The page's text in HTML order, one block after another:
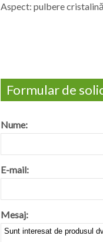
Aspect: pulbere
Formular de
Nume:
E-mail:
Mesaj: